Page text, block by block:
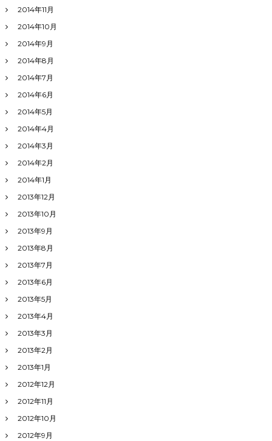
2014年11月
2014年10月
2014年9月
2014年8月
2014年7月
2014年6月
2014年5月
2014年4月
2014年3月
2014年2月
2014年1月
2013年12月
2013年10月
2013年9月
2013年8月
2013年7月
2013年6月
2013年5月
2013年4月
2013年3月
2013年2月
2013年1月
2012年12月
2012年11月
2012年10月
2012年9月